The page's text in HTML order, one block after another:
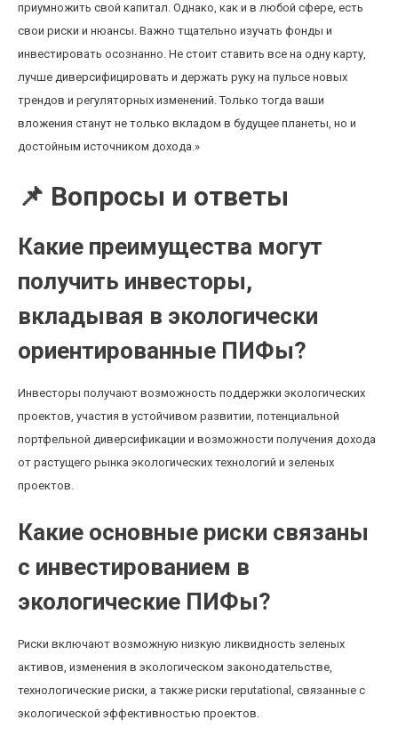
приумножить свой капитал. Однако, как и в любой сфере, есть
свои риски и нюансы. Важно тщательно изучать фонды и
инвестировать осознанно. Не стоит ставить все на одну карту,
лучше диверсифицировать и держать руку на пульсе новых
трендов и регуляторных изменений. Только тогда ваши
вложения станут не только вкладом в будущее планеты, но и
достойным источником дохода.»
📌 Вопросы и ответы
Какие преимущества могут
получить инвесторы,
вкладывая в экологически
ориентированные ПИФы?
Инвесторы получают возможность поддержки экологических
проектов, участия в устойчивом развитии, потенциальной
портфельной диверсификации и возможности получения дохода
от растущего рынка экологических технологий и зеленых
проектов.
Какие основные риски связаны
с инвестированием в
экологические ПИФы?
Риски включают возможную низкую ликвидность зеленых
активов, изменения в экологическом законодательстве,
технологические риски, а также риски reputational, связанные с
экологической эффективностью проектов.